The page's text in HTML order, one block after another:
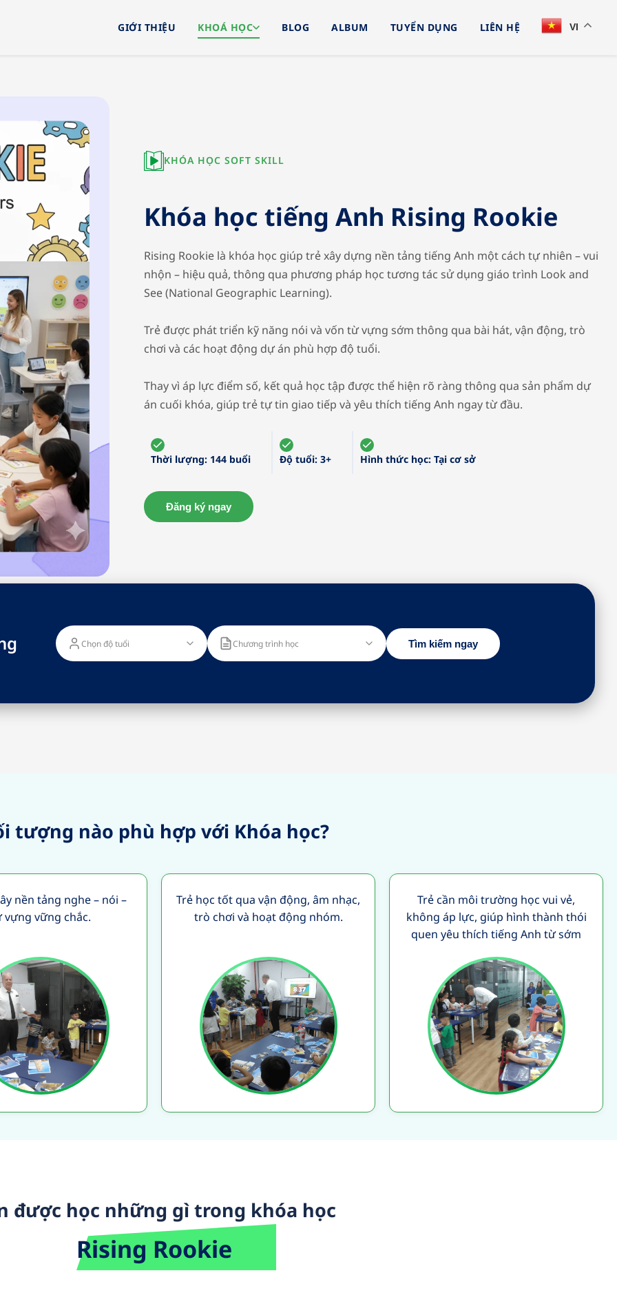
GIỚI THIỆU KHOÁ HỌC BLOG ALBUM TUYỂN DỤNG LIÊN HỆ VI
KHÓA HỌC SOFT SKILL
Khóa học tiếng Anh Rising Rookie
Rising Rookie là khóa học giúp trẻ xây dựng nền tảng tiếng Anh một cách tự nhiên – vui
nhộn – hiệu quả, thông qua phương pháp học tương tác sử dụng giáo trình Look and
See (National Geographic Learning).
Trẻ được phát triển kỹ năng nói và vốn từ vựng sớm thông qua bài hát, vận động, trò
chơi và các hoạt động dự án phù hợp độ tuổi.
Thay vì áp lực điểm số, kết quả học tập được thể hiện rõ ràng thông qua sản phẩm dự
án cuối khóa, giúp trẻ tự tin giao tiếp và yêu thích tiếng Anh ngay từ đầu.
Thời lượng:144 buổi Độ tuổi:3+ Hình thức học:Tại cơ sở
Đăng ký ngay
Chọn độ tuổi Chương trình học Tìm kiếm ngay
tượng nào phù hợp với Khóa học?
nền tảng nghe – nói –
vựng vững chắc.
Trẻ học tốt qua vận động, âm nhạc,
trò chơi và hoạt động nhóm.
Trẻ cần môi trường học vui vẻ,
không áp lực, giúp hình thành thói
quen yêu thích tiếng Anh từ sớm
được học những gì trong khóa học
Rising Rookie